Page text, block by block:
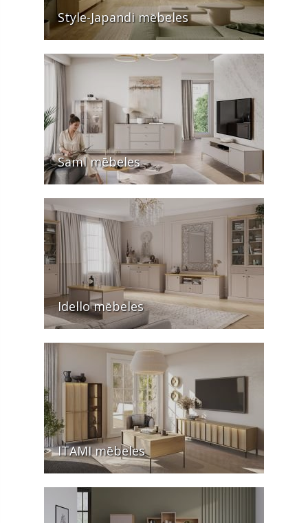
Style-Japandi mēbeles
Saml mēbeles
Idello mēbeles
ITAMI mēbeles